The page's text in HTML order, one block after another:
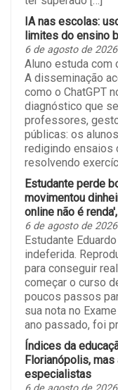
IA nas escolas:
limites do ensino
6 de agosto de 2026
Aluno estuda
A disseminação
como o ChatGPT
diagnóstico que
professores,
públicas: os
redigindo ensaios
resolvendo
Estudante perde
movimentou
online não é
6 de agosto de 2026
Estudante
indeferida.
para conseguir
começar o curso
poucos passos
sua nota no
ano passado, foi
Índices da
Florianópolis,
especialistas
6 de agosto de 2026